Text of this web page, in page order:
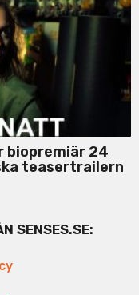
biopremiär 24
teasertrailern
SENSES.SE: